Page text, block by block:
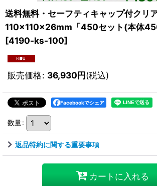
送料無料・セーフティキャップ付クリ
110×110×26mm「450セット(本体
[4190-ks-100]
販売価格: 36,930円(税込)
Facebookでシェア
数量:
返品特約に関する重要事項
カートに入れる